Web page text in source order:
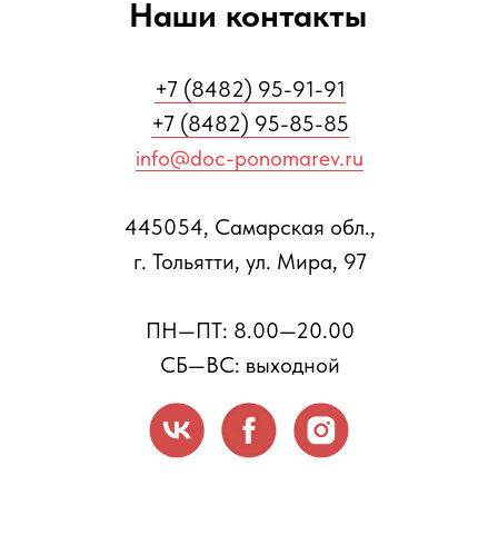
+7 (8482) 95-91-91
+7 (8482) 95-85-85
info@doc-ponomarev.ru
445054, Самарская обл.,
г. Тольятти, ул. Мира, 97
ПН—ПТ: 8.00—20.00
СБ—ВС: выходной
Наши контакты